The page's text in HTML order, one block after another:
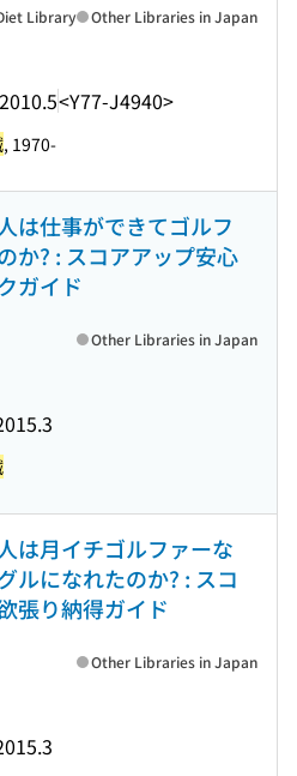
2010.5<Y77-J4940>
Library Other Libraries in Japan
, 1970-
は仕事ができてゴルフ
か? : スコアアップ安心
ガイド
Other Libraries in Japan
は月イチゴルファーな
ルになれたのか? : スコ
張り納得ガイド
Other Libraries in Japan